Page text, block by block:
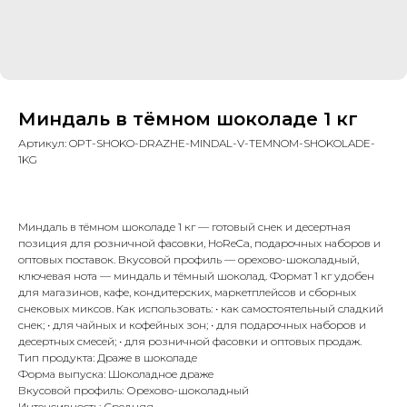
Миндаль в тёмном шоколаде 1 кг
Артикул: OPT-SHOKO-DRAZHE-MINDAL-V-TEMNOM-SHOKOLADE-
1KG
Миндаль в тёмном шоколаде 1 кг — готовый снек и десертная
позиция для розничной фасовки, HoReCa, подарочных наборов и
оптовых поставок. Вкусовой профиль — орехово-шоколадный,
ключевая нота — миндаль и тёмный шоколад. Формат 1 кг удобен
для магазинов, кафе, кондитерских, маркетплейсов и сборных
снековых миксов. Как использовать: • как самостоятельный сладкий
снек; • для чайных и кофейных зон; • для подарочных наборов и
десертных смесей; • для розничной фасовки и оптовых продаж.
Тип продукта: Драже в шоколаде
Форма выпуска: Шоколадное драже
Вкусовой профиль: Орехово-шоколадный